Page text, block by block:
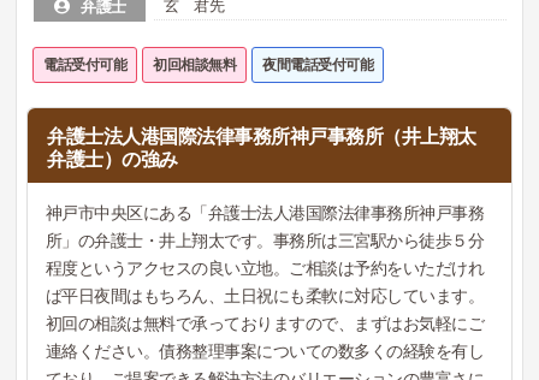
弁護士 玄 君先
電話受付可能 初回相談無料 夜間電話受付可能
弁護士法人港国際法律事務所神戸事務所（井上翔太
弁護士）の強み
神戸市中央区にある「弁護士法人港国際法律事務所神戸事務
所」の弁護士・井上翔太です。事務所は三宮駅から徒歩５分
程度というアクセスの良い立地。ご相談は予約をいただけれ
ば平日夜間はもちろん、土日祝にも柔軟に対応しています。
初回の相談は無料で承っておりますので、まずはお気軽にご
連絡ください。債務整理事案についての数多くの経験を有し